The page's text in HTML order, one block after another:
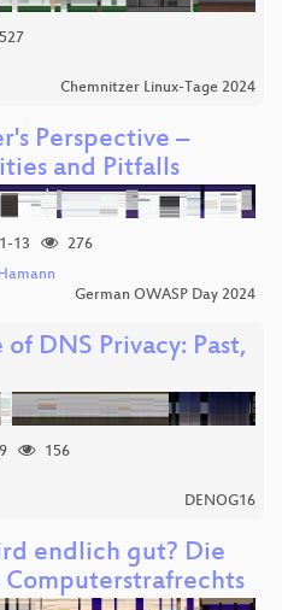
527
Chemnitzer Linux-Tage 2024
Perspective –
and Pitfalls
13
276
German OWASP Day 2024
DNS Privacy: Past,
156
DENOG16
endlich gut? Die